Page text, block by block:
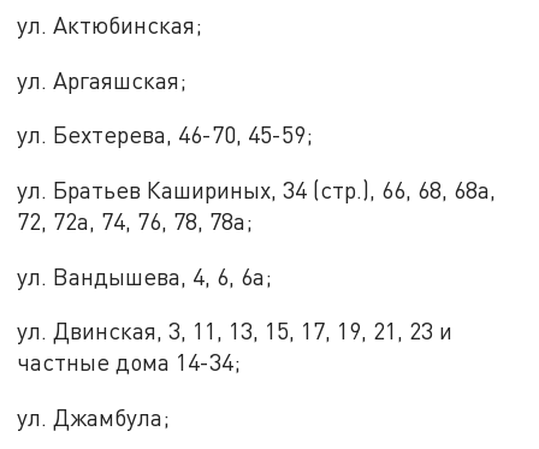
ул. Актюбинская;
ул. Аргаяшская;
ул. Бехтерева, 46-70, 45-59;
ул. Братьев Кашириных, 34 (стр.), 66, 68, 68а,
72, 72а, 74, 76, 78, 78а;
ул. Вандышева, 4, 6, 6а;
ул. Двинская, 3, 11, 13, 15, 17, 19, 21, 23 и
частные дома 14-34;
ул. Джамбула;